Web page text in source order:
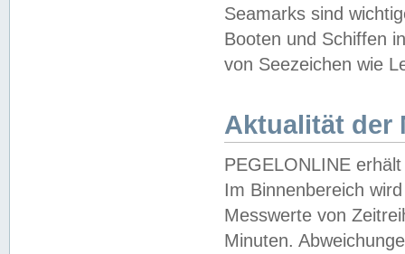
Seamarks sind
Booten und Schiffen
von Seezeichen wie
Aktualität der
PEGELONLINE
Im Binnenbereich
Messwerte von
Minuten.